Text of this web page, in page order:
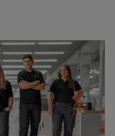
Workplace Solutions